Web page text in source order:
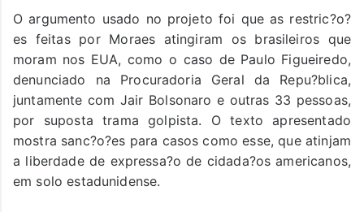
O argumento usado no projeto foi que as restric?o?
es feitas por Moraes atingiram os brasileiros que
moram nos EUA, como o caso de Paulo Figueiredo,
denunciado na Procuradoria Geral da Repu?blica,
juntamente com Jair Bolsonaro e outras 33 pessoas,
por suposta trama golpista. O texto apresentado
mostra sanc?o?es para casos como esse, que atinjam
a liberdade de expressa?o de cidada?os americanos,
em solo estadunidense.